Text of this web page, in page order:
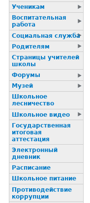
Ученикам
Воспитательная
работа
Социальная служба
Родителям
Страницы учителей
школы
Форумы
Музей
Школьное
лесничество
Школьное видео
Государственная
итоговая
аттестация
Электронный
дневник
Расписание
Школьное питание
Пpотиводействие
коppупции